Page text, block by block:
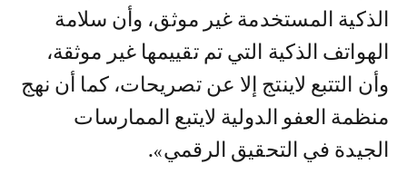
الذكية المستخدمة غير موثق، وأن سلامة
الهواتف الذكية التي تم تقييمها غير موثقة،
وأن التتبع لاينتج إلا عن تصريحات، كما أن نهج
منظمة العفو الدولية لايتبع الممارسات
الجيدة في التحقيق الرقمي».